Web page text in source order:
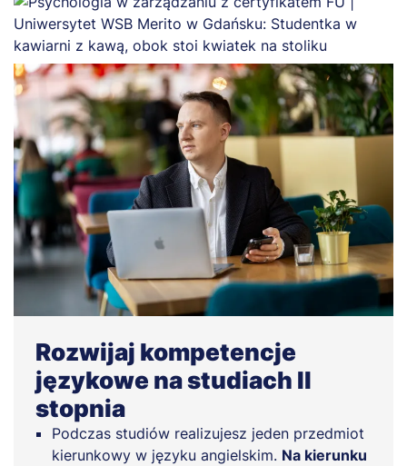
Rozwijaj kompetencje
językowe na studiach II
stopnia
Podczas studiów realizujesz jeden przedmiot
kierunkowy w języku angielskim. Na kierunku